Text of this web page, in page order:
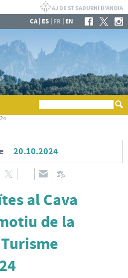
CA| ES | FR | EN
20.10.2024
al Cava
de la